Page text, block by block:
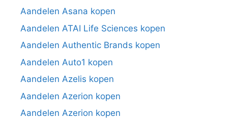
Aandelen Asana kopen
Aandelen ATAI Life Sciences kopen
Aandelen Authentic Brands kopen
Aandelen Auto1 kopen
Aandelen Azelis kopen
Aandelen Azerion kopen
Aandelen Azerion kopen